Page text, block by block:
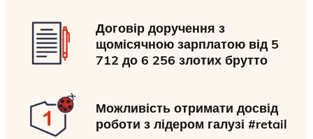
Договір доручення з
щомісячною зарплатою від 5
712 до 6 256 злотих брутто
Можливість отримати досвід
роботи з лідером галузі #retail